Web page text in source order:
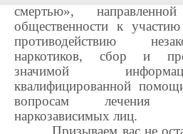
смертью»,
общественности к
противодействию
наркотиков, сбор и
значимой
квалифицированной
вопросам лечения
наркозависимых лиц.
Призываем вас не